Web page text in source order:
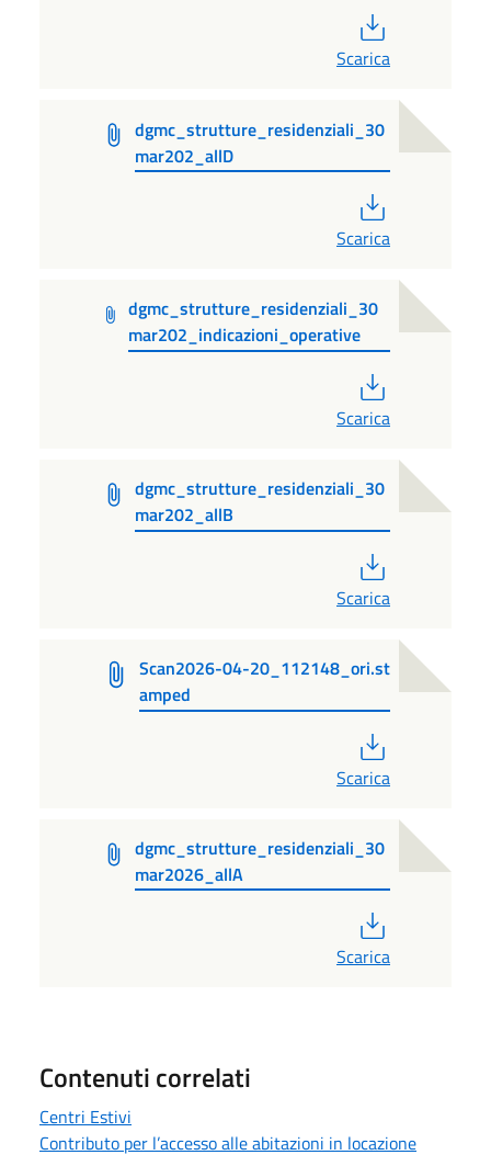
Scarica
dgmc_strutture_residenziali_30
mar202_allD
Scarica
dgmc_strutture_residenziali_30
mar202_indicazioni_operative
Scarica
dgmc_strutture_residenziali_30
mar202_allB
Scarica
Scan2026-04-20_112148_ori.st
amped
Scarica
dgmc_strutture_residenziali_30
mar2026_allA
Scarica
Contenuti correlati
Centri Estivi
Contributo per l’accesso alle abitazioni in locazione